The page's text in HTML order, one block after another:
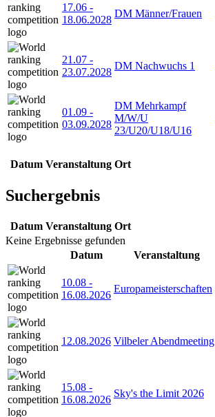
17.06 -
18.06.2028
DM Männer/Frauen
21.07 -
23.07.2028
DM Nachwuchs 1
01.09 -
03.09.2028
DM Mehrkampf
M/W/U
23/U20/U18/U16
Datum Veranstaltung Ort
Suchergebnis
Datum Veranstaltung Ort
Keine Ergebnisse gefunden
Datum
Veranstaltung
10.08 -
16.08.2026
Europameisterschaften
12.08.2026 Vilbeler Abendmeeting
15.08 -
16.08.2026
Sky's the Limit 2026